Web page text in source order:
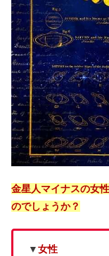
金星人マイナスの女
のでしょうか？
▼女性